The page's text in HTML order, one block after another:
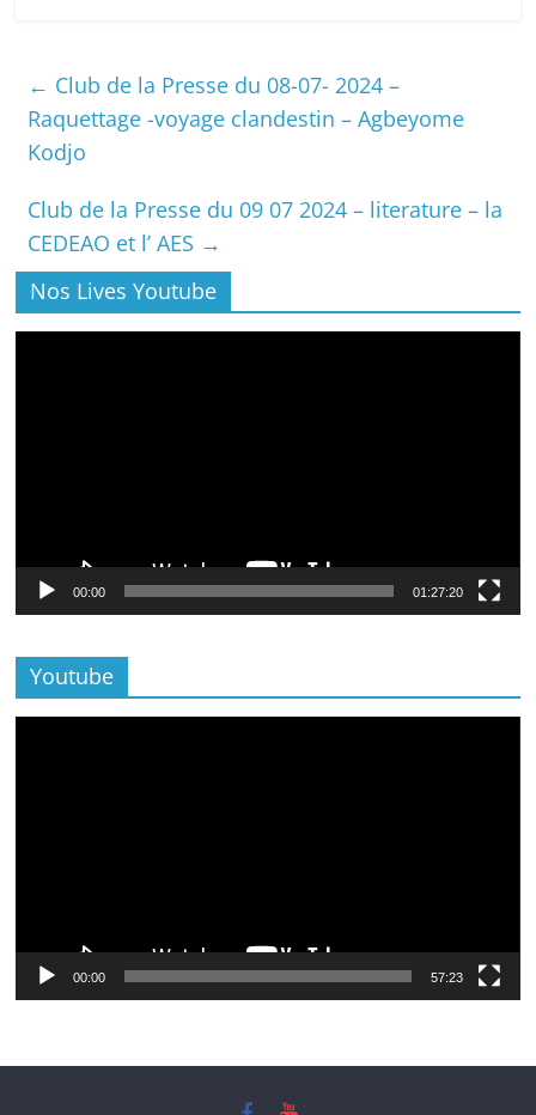
← Club de la Presse du 08-07- 2024 –
Raquettage -voyage clandestin – Agbeyome
Kodjo
Club de la Presse du 09 07 2024 – literature – la
CEDEAO et l’ AES →
Nos Lives Youtube
00:00 01:27:20
Youtube
00:00 57:23